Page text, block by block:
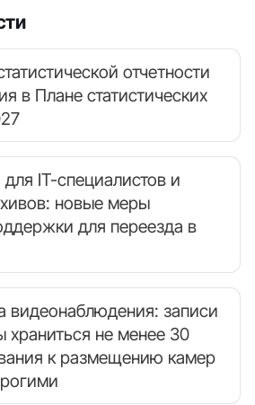
отчетности
в Плане статистических
IT-специалистов и
новые меры
для переезда в
видеонаблюдения: записи
храниться не менее 30
к размещению камер